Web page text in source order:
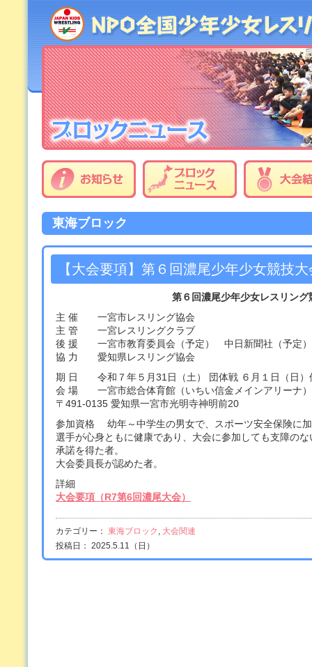
東海ブロック
【大会要項】第６回濃尾少年少女競技大
第６回濃尾少年少女レスリング
主 催 一宮市レスリング協会
主 管 一宮レスリングクラブ
後 援 一宮市教育委員会（予定） 中日新聞社（予定）
協 力 愛知県レスリング協会
期 日 令和７年５月31日（土） 団体戦 ６月１日（日）
会 場 一宮市総合体育館（いちい信金メインアリーナ）
〒491-0135 愛知県一宮市光明寺神明前20
参加資格 幼年～中学生の男女で、スポーツ安全保険に
選手が心身ともに健康であり、大会に参加しても支障の
承諾を得た者。
大会委員長が認めた者。
詳細
大会要項（R7第6回濃尾大会）
カテゴリー： 東海ブロック , 大会関連
投稿日： 2025.5.11（日）